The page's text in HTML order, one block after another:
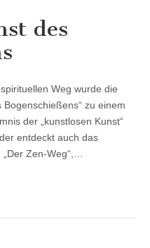
des
Weg wurde die
zu einem
der „kunstlosen Kunst“
entdeckt auch das
Zen-Weg“,…